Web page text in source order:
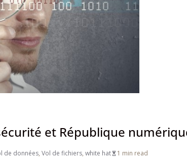
et République
de données, Vol de fichiers, white hat 1 min read